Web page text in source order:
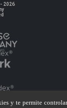
2026
y te permite